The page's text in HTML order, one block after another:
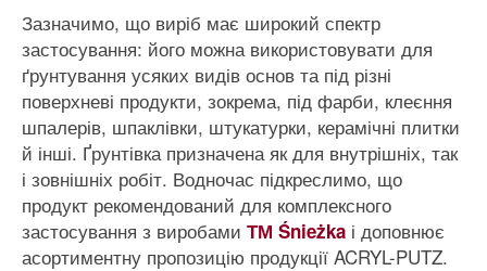
Зазначимо, що виріб має широкий спектр
застосування: його можна використовувати для
ґрунтування усяких видів основ та під різні
поверхневі продукти, зокрема, під фарби, клеєння
шпалерів, шпаклівки, штукатурки, керамічні плитки
й інші. Ґрунтівка призначена як для внутрішніх, так
і зовнішніх робіт. Водночас підкреслимо, що
продукт рекомендований для комплексного
застосування з виробами ТМ Śnieżka і доповнює
асортиментну пропозицію продукції ACRYL-PUTZ.